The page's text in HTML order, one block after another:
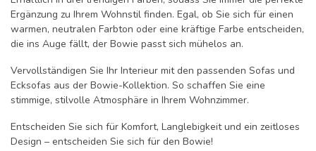
Ergänzung zu Ihrem Wohnstil finden. Egal, ob Sie sich für einen
warmen, neutralen Farbton oder eine kräftige Farbe entscheiden,
die ins Auge fällt, der Bowie passt sich mühelos an.
Vervollständigen Sie Ihr Interieur mit den passenden Sofas und
Ecksofas aus der Bowie-Kollektion. So schaffen Sie eine
stimmige, stilvolle Atmosphäre in Ihrem Wohnzimmer.
Entscheiden Sie sich für Komfort, Langlebigkeit und ein zeitloses
Design – entscheiden Sie sich für den Bowie!